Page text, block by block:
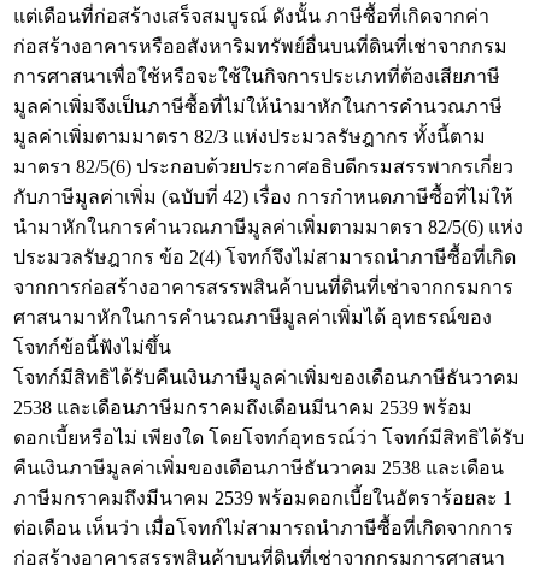
แต่เดือนที่ก่อสร้างเสร็จสมบูรณ์ ดังนั้น ภาษีซื้อที่เกิดจากค่า
ก่อสร้างอาคารหรืออสังหาริมทรัพย์อื่นบนที่ดินที่เช่าจากกรม
การศาสนาเพื่อใช้หรือจะใช้ในกิจการประเภทที่ต้องเสียภาษี
มูลค่าเพิ่มจึงเป็นภาษีซื้อที่ไม่ให้นำมาหักในการคำนวณภาษี
มูลค่าเพิ่มตามมาตรา 82/3 แห่งประมวลรัษฎากร ทั้งนี้ตาม
มาตรา 82/5(6) ประกอบด้วยประกาศอธิบดีกรมสรรพากรเกี่ยว
กับภาษีมูลค่าเพิ่ม (ฉบับที่ 42) เรื่อง การกำหนดภาษีซื้อที่ไม่ให้
นำมาหักในการคำนวณภาษีมูลค่าเพิ่มตามมาตรา 82/5(6) แห่ง
ประมวลรัษฎากร ข้อ 2(4) โจทก์จึงไม่สามารถนำภาษีซื้อที่เกิด
จากการก่อสร้างอาคารสรรพสินค้าบนที่ดินที่เช่าจากกรมการ
ศาสนามาหักในการคำนวณภาษีมูลค่าเพิ่มได้ อุทธรณ์ของ
โจทก์ข้อนี้ฟังไม่ขึ้น
โจทก์มีสิทธิได้รับคืนเงินภาษีมูลค่าเพิ่มของเดือนภาษีธันวาคม
2538 และเดือนภาษีมกราคมถึงเดือนมีนาคม 2539 พร้อม
ดอกเบี้ยหรือไม่ เพียงใด โดยโจทก์อุทธรณ์ว่า โจทก์มีสิทธิได้รับ
คืนเงินภาษีมูลค่าเพิ่มของเดือนภาษีธันวาคม 2538 และเดือน
ภาษีมกราคมถึงมีนาคม 2539 พร้อมดอกเบี้ยในอัตราร้อยละ 1
ต่อเดือน เห็นว่า เมื่อโจทก์ไม่สามารถนำภาษีซื้อที่เกิดจากการ
ก่อสร้างอาคารสรรพสินค้าบนที่ดินที่เช่าจากกรมการศาสนา